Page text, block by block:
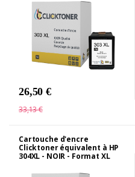
26,50 €
33,13 €
Cartouche d'encre
Clicktoner équivalent à HP
304XL - NOIR - Format XL